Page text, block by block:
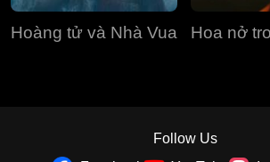
Hoàng tử và Nhà Vua Hoa nở
Follow Us